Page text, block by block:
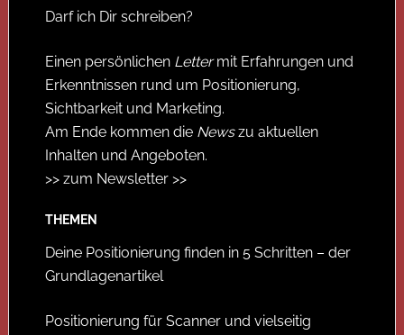
Darf ich Dir schreiben?
Einen persönlichen Lettermit Erfahrungen und
Erkenntnissen rund um Positionierung,
Sichtbarkeit und Marketing.
Am Ende kommen die Newszu aktuellen
Inhalten und Angeboten.
>> zum Newsletter >>
THEMEN
Deine Positionierung finden in 5 Schritten – der
Grundlagenartikel
Positionierung für Scanner und vielseitig